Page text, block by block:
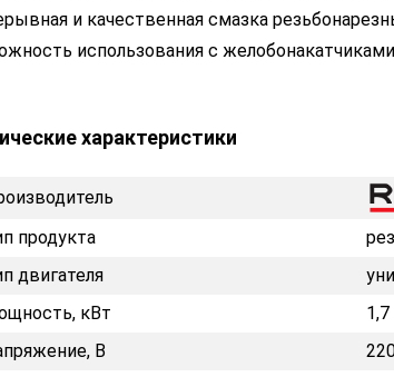
и качественная смазка
использования с
характеристики
продукта
двигателя
кВт
1,7
В